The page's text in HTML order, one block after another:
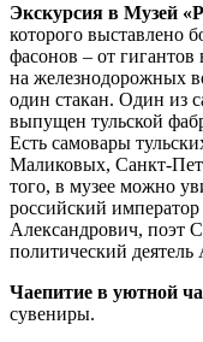
Экскурсия в Музей
которого выставлено
фасонов – от
на железнодорожных
один стакан. Один из
выпущен тульской
Есть самовары
Маликовых, Санкт-
того, в музее можно
российский
Александрович, поэт
политический
Чаепитие в уютной
сувениры.